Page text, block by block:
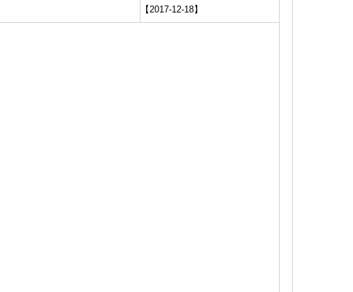
【2017-12-18】